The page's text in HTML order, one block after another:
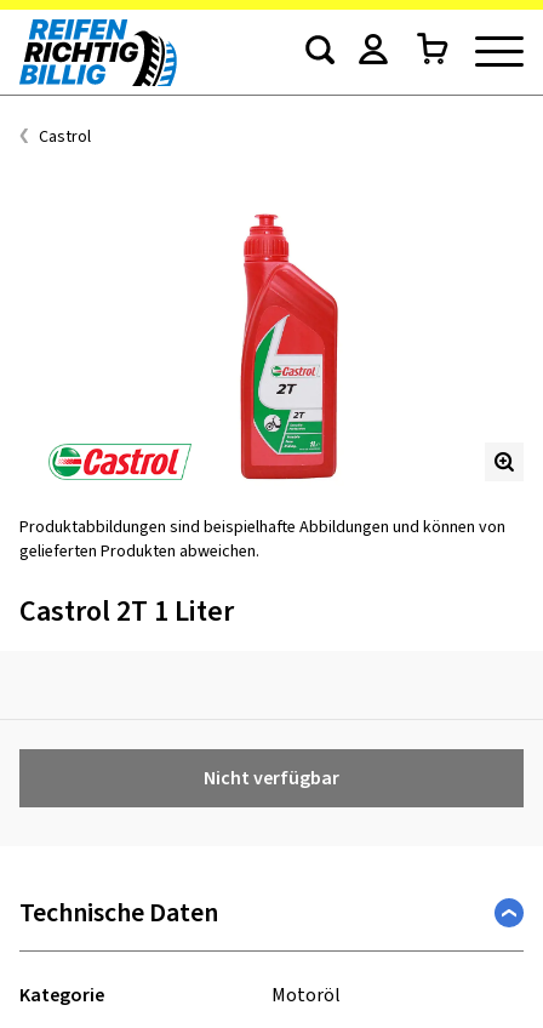
Castrol
Produktabbildungen sind beispielhafte Abbildungen und können von
gelieferten Produkten abweichen.
Castrol 2T 1 Liter
Nicht verfügbar
Technische Daten
Kategorie
Motoröl